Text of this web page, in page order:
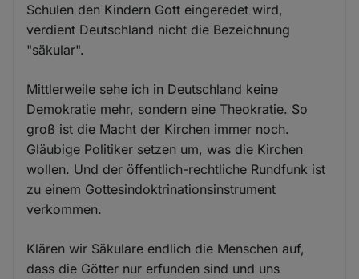
Schulen den Kindern Gott eingeredet wird,
verdient Deutschland nicht die Bezeichnung
"säkular".
Mittlerweile sehe ich in Deutschland keine
Demokratie mehr, sondern eine Theokratie. So
groß ist die Macht der Kirchen immer noch.
Gläubige Politiker setzen um, was die Kirchen
wollen. Und der öffentlich-rechtliche Rundfunk ist
zu einem Gottesindoktrinationsinstrument
verkommen.
Klären wir Säkulare endlich die Menschen auf,
dass die Götter nur erfunden sind und uns